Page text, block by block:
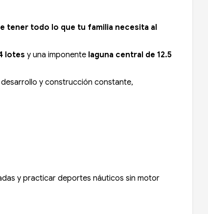
tener todo lo que tu familia necesita al
lotes y una imponente laguna central de 12.5
y construcción constante,
y practicar deportes náuticos sin motor